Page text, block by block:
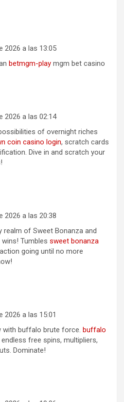
2026 a las 13:05
betmgm-play mgm bet casino
2026 a las 02:14
of overnight riches
coin casino login, scratch cards
Dive in and scratch your
2026 a las 20:38
realm of Sweet Bonanza and
Tumbles sweet bonanza
going until no more
2026 a las 15:01
with buffalo brute force. buffalo
free spins, multipliers,
Dominate!